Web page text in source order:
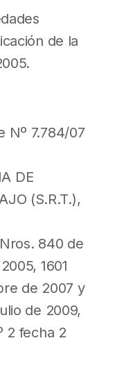
de la
Nº 7.784/07
DE
(S.R.T.),
840 de
1601
de 2007 y
de 2009,
2 fecha 2